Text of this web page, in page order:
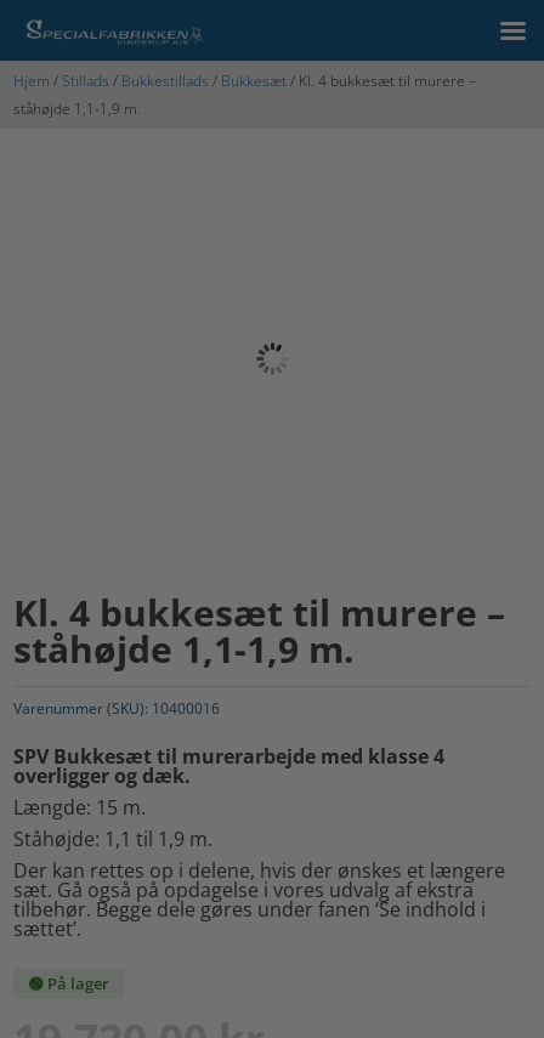
Hjem / Stillads / Bukkestillads / Bukkesæt/ Kl. 4 bukkesæt til murere –
ståhøjde 1,1-1,9 m.
Kl. 4 bukkesæt til murere –
ståhøjde 1,1-1,9 m.
Varenummer (SKU): 10400016
SPV Bukkesæt til murerarbejde med klasse 4
overligger og dæk.
Længde: 15 m.
Ståhøjde: 1,1 til 1,9 m.
Der kan rettes op i delene, hvis der ønskes et længere
sæt. Gå også på opdagelse i vores udvalg af ekstra
tilbehør. Begge dele gøres under fanen ‘Se indhold i
sættet’.
🟢 På lager